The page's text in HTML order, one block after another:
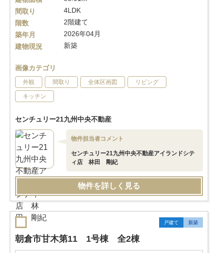
間取り
4LDK
階数
2階建て
築年月
2026年04月
建物現況
新築
画像カテゴリ
外観 間取り 全体区画図 リビング
キッチン
センチュリー21九州中央不動産
物件担当者コメント
センチュリー21九州中央不動産アイランドシテ
ィ店 林田 剛紀
物件を詳しく見る
戸建て 新築
朝倉市甘木第11 1号棟 全2棟